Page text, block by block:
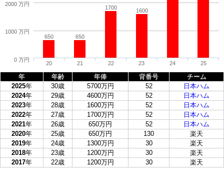
650 650
1700 1600
20 21 22 23 24 25
0 万円
1000 万円
2000 万円
年 年齢 年俸 背番号
チーム
2025年 30歳 5700万円 52
日本ハム
2024年 29歳 4600万円 52
日本ハム
2023年 28歳 1600万円 52
日本ハム
2022年 27歳 1700万円 52
日本ハム
2021年 26歳 650万円 52
日本ハム
2020年 25歳 650万円 130
楽天
2019年 24歳 1300万円 30
楽天
2018年 23歳 1200万円 30
楽天
2017年 22歳 1200万円 30 楽天